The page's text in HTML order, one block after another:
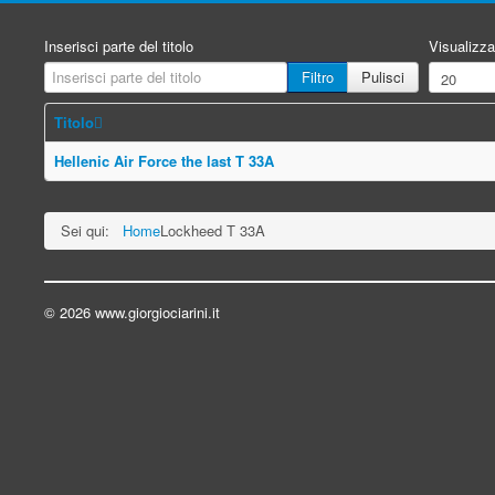
Inserisci parte del titolo
Filtro
Pulisci
Titolo
Hellenic Air Force the last T 33A
Sei qui: HomeLockheed T 33A
© 2026 www.giorgiociarini.it